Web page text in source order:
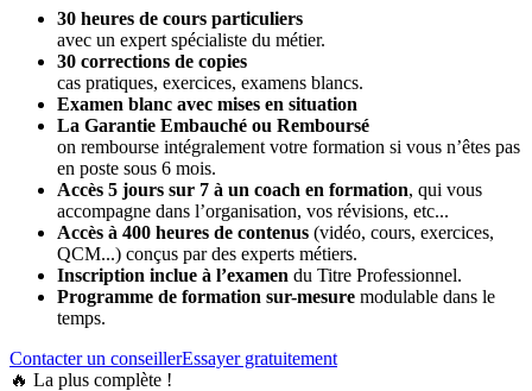
30 heures de cours particuliers
avec un expert spécialiste du métier.
30 corrections de copies
cas pratiques, exercices, examens blancs.
Examen blanc avec mises en situation
La Garantie Embauché ou Remboursé
on rembourse intégralement votre formation si vous n’êtes pas
en poste sous 6 mois.
Accès 5 jours sur 7 à un coach en formation, qui vous
accompagne dans l’organisation, vos révisions, etc...
Accès à 400 heures de contenus (vidéo, cours, exercices,
QCM...) conçus par des experts métiers.
Inscription inclue à l’examen du Titre Professionnel.
Programme de formation sur-mesure modulable dans le
temps.
Contacter un conseillerEssayer gratuitement
🔥 La plus complète !